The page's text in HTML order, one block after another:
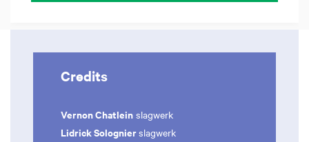
Credits
Vernon Chatlein slagwerk
Lidrick Solognierslagwerk